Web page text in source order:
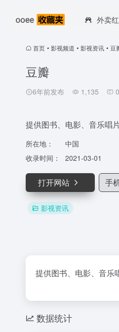
外卖
首页 • 影视频道 • 影视资讯 • 豆
豆瓣
6年前发布 1,135 0
提供图书、电影、音乐唱
所在地：
中国
收录时间：
2021-03-01
打开网站 手
影视资讯
提供图书、电影、音乐
数据统计